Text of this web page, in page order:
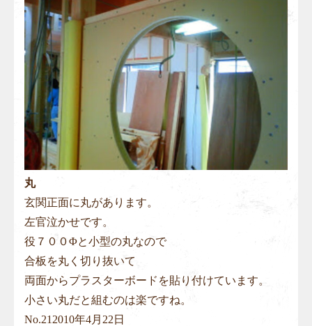
丸
玄関正面に丸があります。
左官泣かせです。
役７００Φと小型の丸なので
合板を丸く切り抜いて
両面からプラスターボードを貼り付けています。
小さい丸だと組むのは楽ですね。
No.21 2010年4月22日